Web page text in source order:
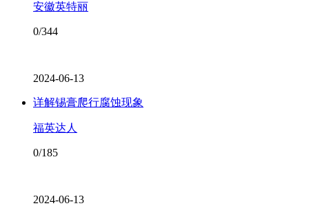
安徽英特丽
0/344
2024-06-13
详解锡膏爬行腐蚀现象
福英达人
0/185
2024-06-13